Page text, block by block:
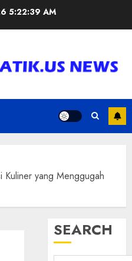
5:22:40 AM
Kuliner yang Menggugah
SEARCH